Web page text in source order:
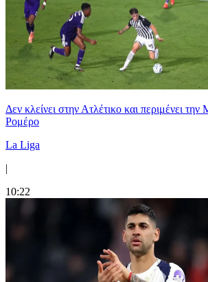
Δεν κλείνει στην Ατλέτικο και περιμένει
Ρομέρο
La Liga
|
10:22